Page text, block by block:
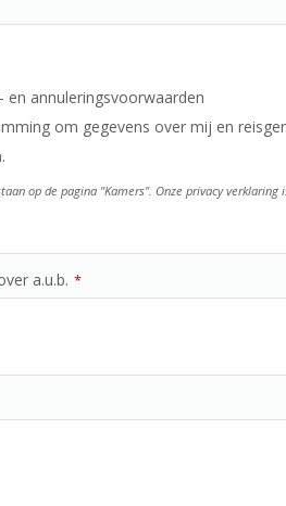
annuleringsvoorwaarden
om gegevens over mij en
op de pagina "Kamers". Onze privacy
a.u.b. *